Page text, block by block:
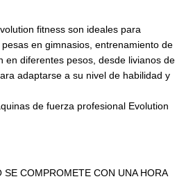
fitness son ideales para
en gimnasios, entrenamiento de
en diferentes pesos, desde livianos de
adaptarse a su nivel de habilidad y
de fuerza profesional Evolution
COMPROMETE CON UNA HORA